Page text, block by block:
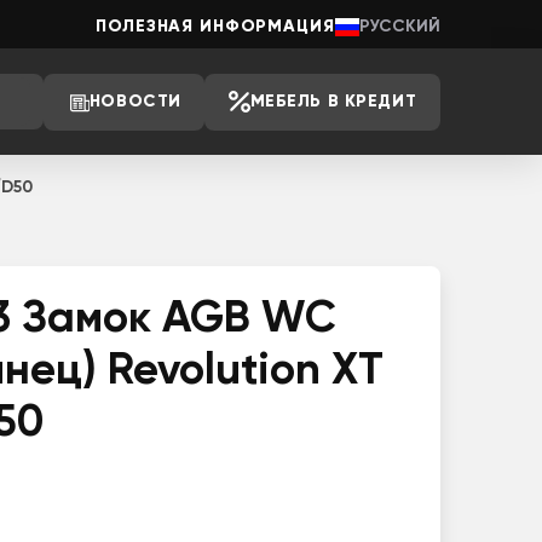
ПОЛЕЗНАЯ ИНФОРМАЦИЯ РУССКИЙ
НОВОСТИ МЕБЕЛЬ В КРЕДИТ
Замок AGB WC
Revolution XT